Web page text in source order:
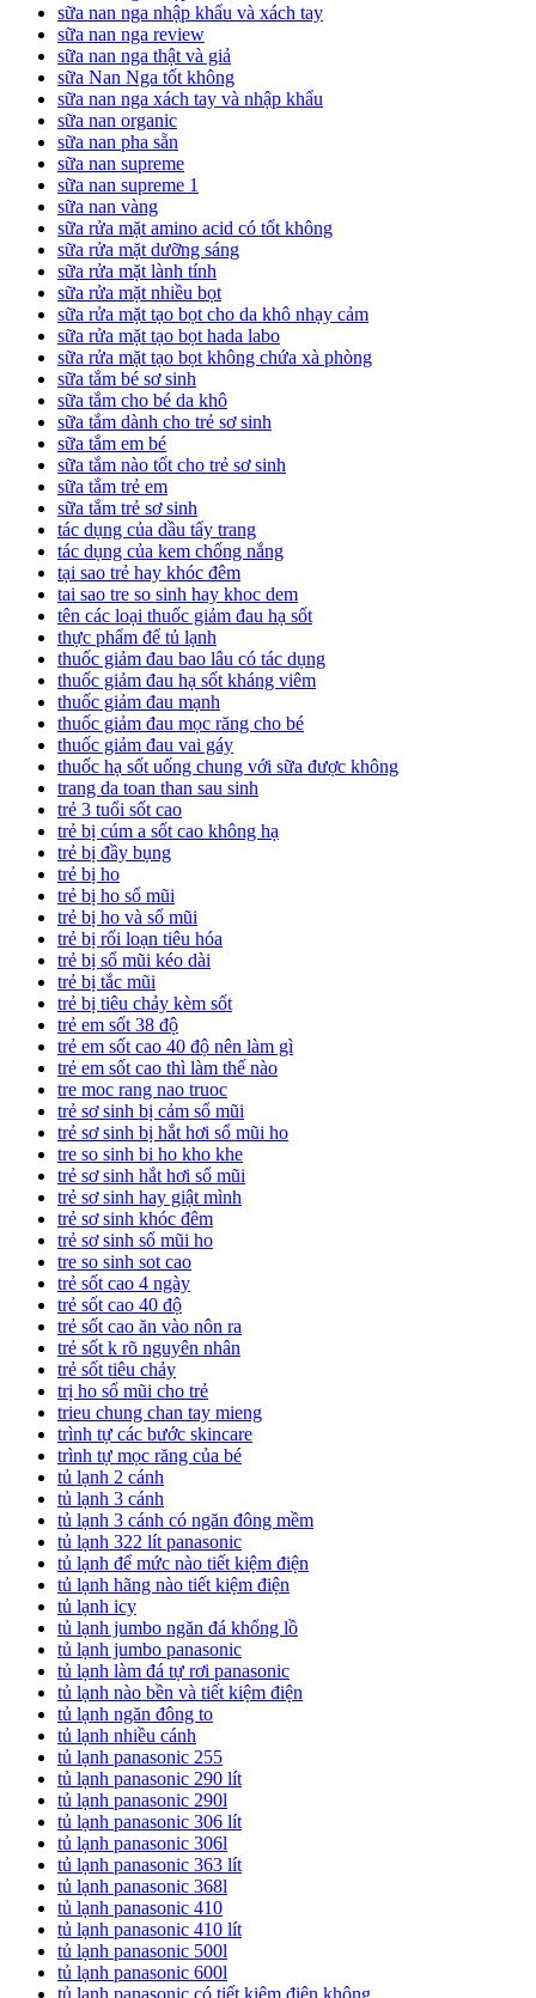
sữa nan nga nhập khẩu và xách tay
sữa nan nga review
sữa nan nga thật và giả
sữa Nan Nga tốt không
sữa nan nga xách tay và nhập khẩu
sữa nan organic
sữa nan pha sẵn
sữa nan supreme
sữa nan supreme 1
sữa nan vàng
sữa rửa mặt amino acid có tốt không
sữa rửa mặt dưỡng sáng
sữa rửa mặt lành tính
sữa rửa mặt nhiều bọt
sữa rửa mặt tạo bọt cho da khô nhạy cảm
sữa rửa mặt tạo bọt hada labo
sữa rửa mặt tạo bọt không chứa xà phòng
sữa tắm bé sơ sinh
sữa tắm cho bé da khô
sữa tắm dành cho trẻ sơ sinh
sữa tắm em bé
sữa tắm nào tốt cho trẻ sơ sinh
sữa tắm trẻ em
sữa tắm trẻ sơ sinh
tác dụng của dầu tẩy trang
tác dụng của kem chống nắng
tại sao trẻ hay khóc đêm
tai sao tre so sinh hay khoc dem
tên các loại thuốc giảm đau hạ sốt
thực phẩm để tủ lạnh
thuốc giảm đau bao lâu có tác dụng
thuốc giảm đau hạ sốt kháng viêm
thuốc giảm đau mạnh
thuốc giảm đau mọc răng cho bé
thuốc giảm đau vai gáy
thuốc hạ sốt uống chung với sữa được không
trang da toan than sau sinh
trẻ 3 tuổi sốt cao
trẻ bị cúm a sốt cao không hạ
trẻ bị đầy bụng
trẻ bị ho
trẻ bị ho sổ mũi
trẻ bị ho và sổ mũi
trẻ bị rối loạn tiêu hóa
trẻ bị sổ mũi kéo dài
trẻ bị tắc mũi
trẻ bị tiêu chảy kèm sốt
trẻ em sốt 38 độ
trẻ em sốt cao 40 độ nên làm gì
trẻ em sốt cao thì làm thế nào
tre moc rang nao truoc
trẻ sơ sinh bị cảm sổ mũi
trẻ sơ sinh bị hắt hơi sổ mũi ho
tre so sinh bi ho kho khe
trẻ sơ sinh hắt hơi sổ mũi
trẻ sơ sinh hay giật mình
trẻ sơ sinh khóc đêm
trẻ sơ sinh sổ mũi ho
tre so sinh sot cao
trẻ sốt cao 4 ngày
trẻ sốt cao 40 độ
trẻ sốt cao ăn vào nôn ra
trẻ sốt k rõ nguyên nhân
trẻ sốt tiêu chảy
trị ho sổ mũi cho trẻ
trieu chung chan tay mieng
trình tự các bước skincare
trình tự mọc răng của bé
tủ lạnh 2 cánh
tủ lạnh 3 cánh
tủ lạnh 3 cánh có ngăn đông mềm
tủ lạnh 322 lít panasonic
tủ lạnh để mức nào tiết kiệm điện
tủ lạnh hãng nào tiết kiệm điện
tủ lạnh icy
tủ lạnh jumbo ngăn đá khổng lồ
tủ lạnh jumbo panasonic
tủ lạnh làm đá tự rơi panasonic
tủ lạnh nào bền và tiết kiệm điện
tủ lạnh ngăn đông to
tủ lạnh nhiều cánh
tủ lạnh panasonic 255
tủ lạnh panasonic 290 lít
tủ lạnh panasonic 290l
tủ lạnh panasonic 306 lít
tủ lạnh panasonic 306l
tủ lạnh panasonic 363 lít
tủ lạnh panasonic 368l
tủ lạnh panasonic 410
tủ lạnh panasonic 410 lít
tủ lạnh panasonic 500l
tủ lạnh panasonic 600l
tủ lạnh panasonic có tiết kiệm điện không